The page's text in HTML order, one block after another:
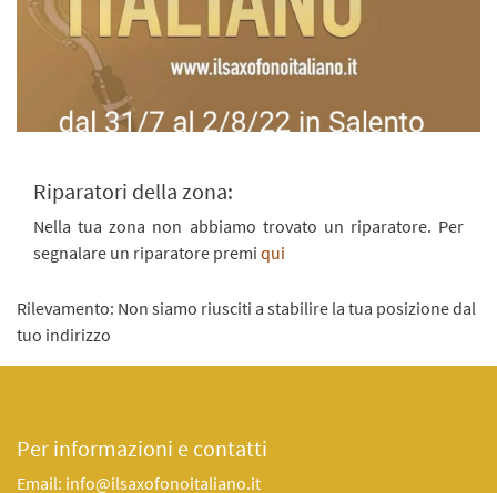
Riparatori della zona:
Nella tua zona non abbiamo trovato un riparatore. Per
segnalare un riparatore premi qui
Rilevamento: Non siamo riusciti a stabilire la tua posizione dal
tuo indirizzo
Per informazioni e contatti
Email: info@ilsaxofonoitaliano.it